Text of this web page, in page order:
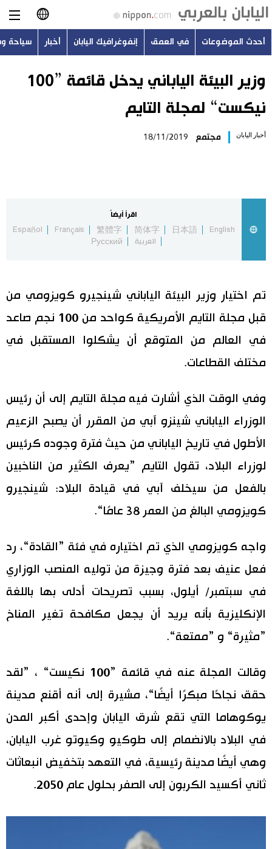
日本語
English
Русский
أحدث الموضوعات
اليابان في فيديو
مانغا وأنيمي
علوم وتكنولوجيا
الأقسام
صور
أشخاص
اقتصاد
ثقافة
لايف ستايل
إعلان
الأكثر تفاعلا
اللغة اليابانية
المطبخ الياباني
تواصل معنا
أحدث الموضوعات في العمق إنفوغرافيك اليابان أخبار سياحة
وزير البيئة الياباني يدخل قائمة ”100
نيكست“ لمجلة التايم
أخبار اليابان مجتمع 18/11/2019
اقرأ أيضاً
English
日本語
简体字
繁體字
Français
Español
العربية
Русский
تم اختيار وزير البيئة الياباني شينجيرو كويزومي من
قبل مجلة التايم الأمريكية كواحد من 100 نجم صاعد
في العالم من المتوقع أن يشكلوا المستقبل في
مختلف القطاعات.
وفي الوقت الذي أشارت فيه مجلة التايم إلى أن رئيس
الوزراء الياباني شينزو آبي من المقرر أن يصبح الزعيم
الأطول في تاريخ الياباني من حيث فترة وجوده كرئيس
لوزراء البلاد، تقول التايم ”يعرف الكثير من الناخبين
بالفعل من سيخلف آبي في قيادة البلاد: شينجيرو
كويزومي البالغ من العمر 38 عامًا“.
واجه كويزومي الذي تم اختياره في فئة ”القادة“، رد
فعل عنيف بعد فترة وجيزة من توليه المنصب الوزاري
في سبتمبر/ أيلول، بسبب تصريحات أدلى بها باللغة
الإنكليزية بأنه يريد أن يجعل مكافحة تغير المناخ
”مثيرة“ و ”ممتعة“.
وقالت المجلة عنه في قائمة ”100 نكيست“ ، ”لقد
حقق نجاحًا مبكرًا أيضًا“، مشيرة إلى أنه أقنع مدينة
يوكوهاما التي تقع شرق اليابان وإحدى أكبر المدن
في البلاد بالانضمام إلى طوكيو وكيوتو غرب اليابان،
وهي أيضًا مدينة رئيسية، في التعهد بتخفيض انبعاثات
ثاني أكسيد الكربون إلى الصفر بحلول عام 2050.